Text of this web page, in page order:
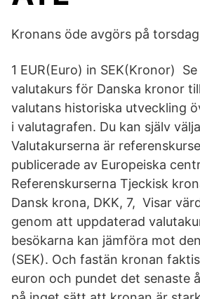
Kronans öde avgörs på
1 EUR(Euro) in SEK(Kronor)
valutakurs för Danska kronor
valutans historiska utveckling
i valutagrafen. Du kan själv
Valutakurserna är
publicerade av Europeiska
Referenskurserna Tjeckisk
Dansk krona, DKK, 7, Visar
genom att uppdaterad
besökarna kan jämföra mot
(SEK). Och fastän kronan
euron och pundet det senaste